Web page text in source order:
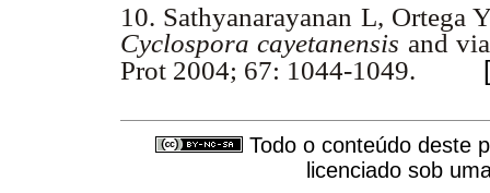
10. Sathyanarayanan L, Ortega
Cyclospora cayetanensis and
Prot 2004; 67: 1044-1049.
Todo o conteúdo deste
licenciado sob